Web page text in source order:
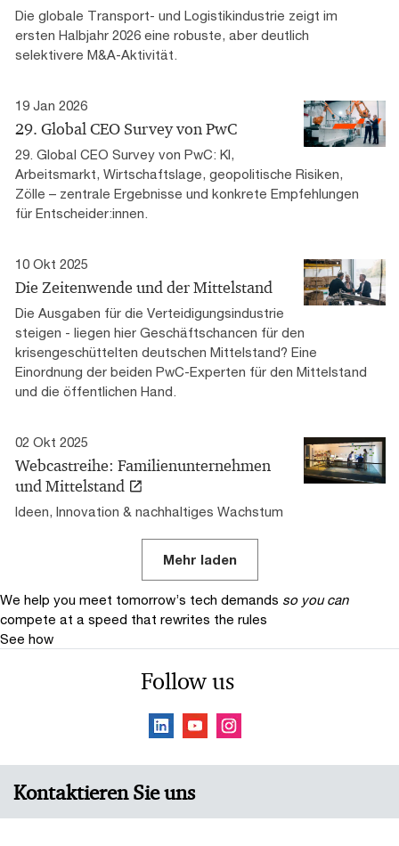
Die globale Transport- und Logistikindustrie zeigt im
ersten Halbjahr 2026 eine robuste, aber deutlich
selektivere M&A-Aktivität.
19 Jan 2026
29. Global CEO Survey von PwC
29. Global CEO Survey von PwC: KI,
Arbeitsmarkt, Wirtschaftslage, geopolitische Risiken,
Zölle – zentrale Ergebnisse und konkrete Empfehlungen
für Entscheider:innen.
10 Okt 2025
Die Zeitenwende und der Mittelstand
Die Ausgaben für die Verteidigungsindustrie
steigen - liegen hier Geschäftschancen für den
krisengeschüttelten deutschen Mittelstand? Eine
Einordnung der beiden PwC-Experten für den Mittelstand
und die öffentlichen Hand.
02 Okt 2025
Webcastreihe: Familienunternehmen
und Mittelstand
Ideen, Innovation & nachhaltiges Wachstum
Mehr laden
We help you meet tomorrow’s tech demands so you can
compete at a speed that rewrites the rules
See how
Follow us
Kontaktieren Sie uns